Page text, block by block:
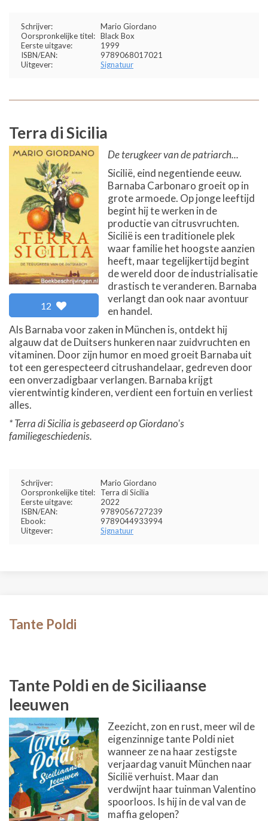
Schrijver:
Mario Giordano
Oorspronkelijke titel: Black Box
Eerste uitgave:
1999
ISBN/EAN:
9789068017021
Uitgever:
Signatuur
Terra di Sicilia
12
De terugkeer van de patriarch...
Sicilië, eind negentiende eeuw.
Barnaba Carbonaro groeit op in
grote armoede. Op jonge leeftijd
begint hij te werken in de
productie van citrusvruchten.
Sicilië is een traditionele plek
waar familie het hoogste aanzien
heeft, maar tegelijkertijd begint
de wereld door de industrialisatie
drastisch te veranderen. Barnaba
verlangt dan ook naar avontuur
en handel.
Als Barnaba voor zaken in München is, ontdekt hij
algauw dat de Duitsers hunkeren naar zuidvruchten en
vitaminen. Door zijn humor en moed groeit Barnaba uit
tot een gerespecteerd citrushandelaar, gedreven door
een onverzadigbaar verlangen. Barnaba krijgt
vierentwintig kinderen, verdient een fortuin en verliest
alles.
* Terra di Sicilia is gebaseerd op Giordano's
familiegeschiedenis.
Schrijver:
Mario Giordano
Oorspronkelijke titel:
Terra di Sicilia
Eerste uitgave:
2022
ISBN/EAN:
9789056727239
Ebook:
9789044933994
Uitgever:
Signatuur
Tante Poldi
Tante Poldi en de Siciliaanse
leeuwen
Zeezicht, zon en rust, meer wil de
eigenzinnige tante Poldi niet
wanneer ze na haar zestigste
verjaardag vanuit München naar
Sicilië verhuist. Maar dan
verdwijnt haar tuinman Valentino
spoorloos. Is hij in de val van de
maffia gelopen?